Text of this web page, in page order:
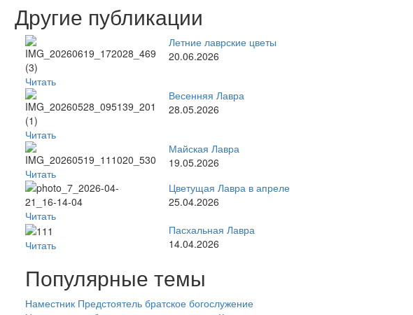
Другие публикации
Читать
Летние лаврские цветы
20.06.2026
Читать
Весенняя Лавра
28.05.2026
Читать
Майская Лавра
19.05.2026
Читать
Цветущая Лавра в апреле
25.04.2026
Читать
Пасхальная Лавра
14.04.2026
Популярные темы
Наместник Предстоятель братское богослужение